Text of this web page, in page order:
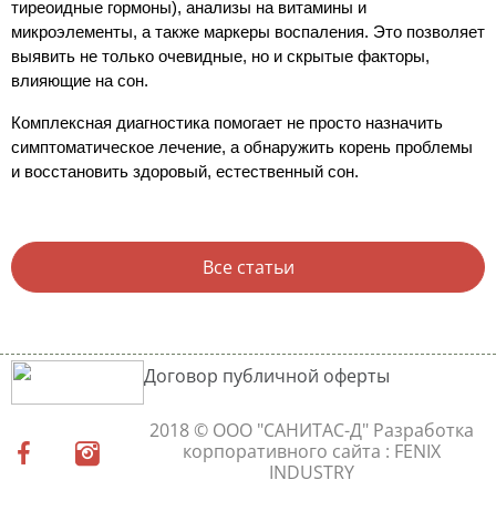
тиреоидные гормоны), анализы на витамины и
микроэлементы, а также маркеры воспаления. Это позволяет
выявить не только очевидные, но и скрытые факторы,
влияющие на сон.
Комплексная диагностика помогает не просто назначить
симптоматическое лечение, а обнаружить корень проблемы
и восстановить здоровый, естественный сон.
Все статьи
Договор публичной оферты
2018 © ООО "САНИТАС-Д" Разработка
корпоративного сайта : FENIX
INDUSTRY